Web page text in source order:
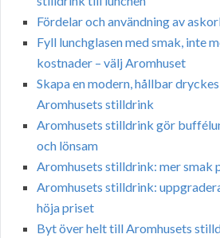
Fördelar och användning av
Fyll lunchglasen med smak, inte
kostnader – välj Aromhuset
Skapa en modern, hållbar
Aromhusets stilldrink
Aromhusets stilldrink gör
och lönsam
Aromhusets stilldrink: mer smak
Aromhusets stilldrink:
höja priset
Byt över helt till Aromhusets